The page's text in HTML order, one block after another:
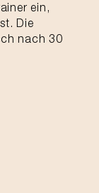
ein,
Die
nach 30